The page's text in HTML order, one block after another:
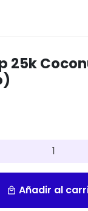
25k
local_mall Añadir al